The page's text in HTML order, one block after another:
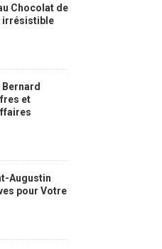
Chocolat de
irrésistible
et
Augustin
pour Votre